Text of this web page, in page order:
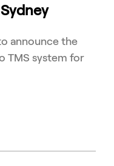
announce the
TMS system for